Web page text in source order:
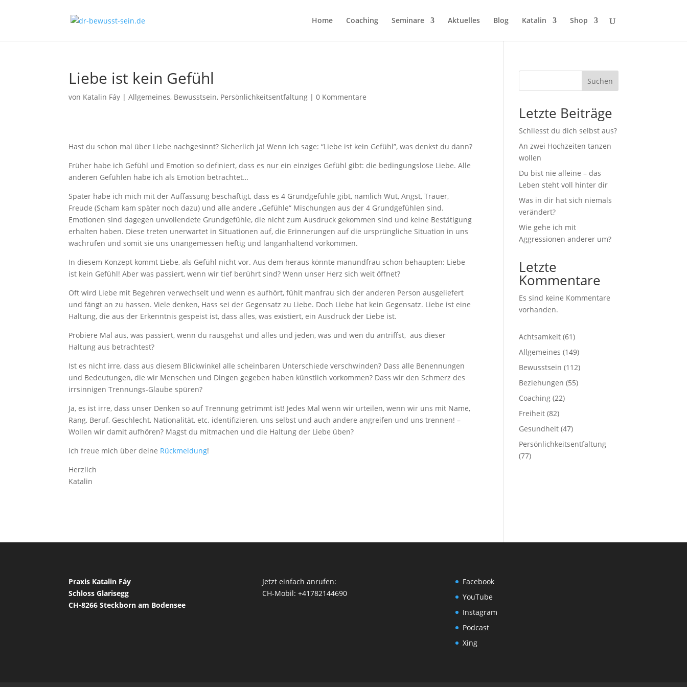
Home Coaching Seminare Aktuelles Blog Katalin Shop
Liebe ist kein Gefühl
von Katalin Fáy |Allgemeines, Bewusstsein, Persönlichkeitsentfaltung |0 Kommentare
Hast du schon mal über Liebe nachgesinnt? Sicherlich ja! Wenn ich sage: “Liebe ist kein Gefühl”, was denkst du dann?
Früher habe ich Gefühl und Emotion so definiert, dass es nur ein einziges Gefühl gibt: die bedingungslose Liebe. Alle
anderen Gefühlen habe ich als Emotion betrachtet…
Später habe ich mich mit der Auffassung beschäftigt, dass es 4 Grundgefühle gibt, nämlich Wut, Angst, Trauer,
Freude (Scham kam später noch dazu) und alle andere „Gefühle“ Mischungen aus der 4 Grundgefühlen sind.
Emotionen sind dagegen unvollendete Grundgefühle, die nicht zum Ausdruck gekommen sind und keine Bestätigung
erhalten haben. Diese treten unerwartet in Situationen auf, die Erinnerungen auf die ursprüngliche Situation in uns
wachrufen und somit sie uns unangemessen heftig und langanhaltend vorkommen.
In diesem Konzept kommt Liebe, als Gefühl nicht vor. Aus dem heraus könnte manundfrau schon behaupten: Liebe
ist kein Gefühl! Aber was passiert, wenn wir tief berührt sind? Wenn unser Herz sich weit öffnet?
Oft wird Liebe mit Begehren verwechselt und wenn es aufhört, fühlt manfrau sich der anderen Person ausgeliefert
und fängt an zu hassen. Viele denken, Hass sei der Gegensatz zu Liebe. Doch Liebe hat kein Gegensatz. Liebe ist eine
Haltung, die aus der Erkenntnis gespeist ist, dass alles, was existiert, ein Ausdruck der Liebe ist.
Probiere Mal aus, was passiert, wenn du rausgehst und alles und jeden, was und wen du antriffst, aus dieser
Haltung aus betrachtest?
Ist es nicht irre, dass aus diesem Blickwinkel alle scheinbaren Unterschiede verschwinden? Dass alle Benennungen
und Bedeutungen, die wir Menschen und Dingen gegeben haben künstlich vorkommen? Dass wir den Schmerz des
irrsinnigen Trennungs-Glaube spüren?
Ja, es ist irre, dass unser Denken so auf Trennung getrimmt ist! Jedes Mal wenn wir urteilen, wenn wir uns mit Name,
Rang, Beruf, Geschlecht, Nationalität, etc. identifizieren, uns selbst und auch andere angreifen und uns trennen! –
Wollen wir damit aufhören? Magst du mitmachen und die Haltung der Liebe üben?
Ich freue mich über deine Rückmeldung!
Herzlich
Katalin
Suchen
Letzte Beiträge
Schliesst du dich selbst aus?
An zwei Hochzeiten tanzen
wollen
Du bist nie alleine – das
Leben steht voll hinter dir
Was in dir hat sich niemals
verändert?
Wie gehe ich mit
Aggressionen anderer um?
Letzte
Kommentare
Es sind keine Kommentare
vorhanden.
Achtsamkeit (61)
Allgemeines (149)
Bewusstsein (112)
Beziehungen (55)
Coaching (22)
Freiheit (82)
Gesundheit (47)
Persönlichkeitsentfaltung
(77)
Praxis Katalin Fáy
Schloss Glarisegg
CH-8266 Steckborn am Bodensee
Jetzt einfach anrufen:
CH-Mobil: +41782144690
Facebook
YouTube
Instagram
Podcast
Xing